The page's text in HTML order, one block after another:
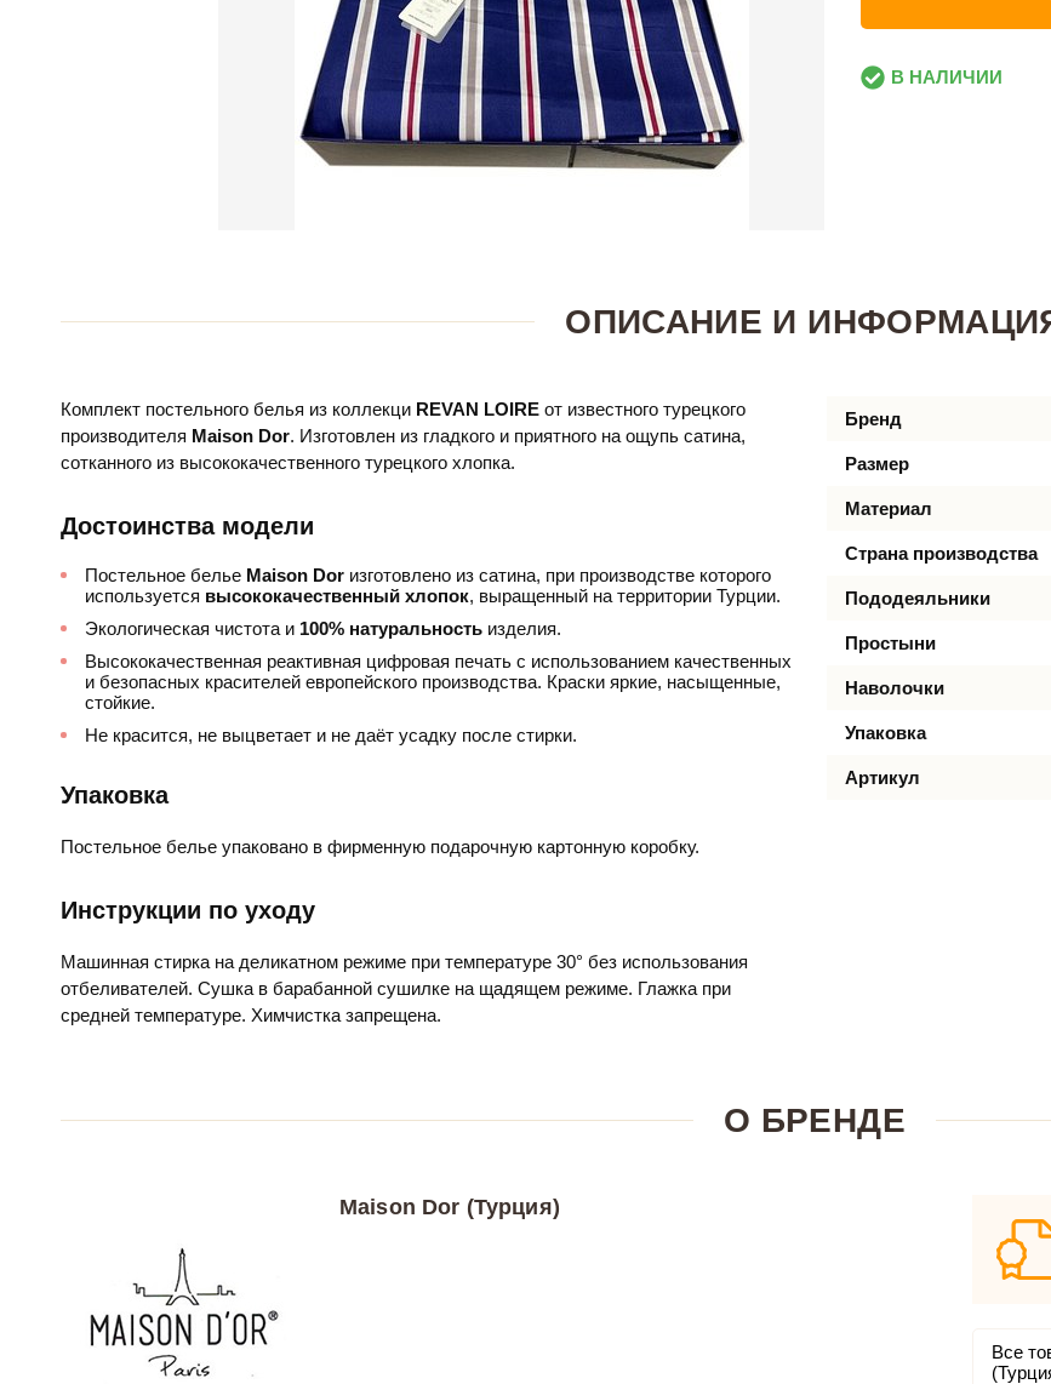
В НАЛИЧИИ
ОПИСАНИЕ И
Комплект постельного белья из коллекци REVAN LOIRE от известного турецкого
производителя Maison Dor​. Изготовлен из гладкого и приятного на ощупь сатина,
сотканного из высококачественного турецкого хлопка.
Достоинства модели
Постельное белье Maison Dor изготовлено из сатина, при производстве которого
используется высококачественный хлопок, выращенный на территории Турции.
Экологическая чистота и 100% натуральность изделия.
Высококачественная реактивная цифровая печать с использованием качественных
и безопасных красителей европейского производства. Краски яркие, насыщенные,
стойкие.
Не красится, не выцветает и не даёт усадку после стирки.
Упаковка
Постельное белье упаковано в фирменную подарочную картонную коробку.
Инструкции по уходу
Машинная стирка на деликатном режиме при температуре 30° без использования
отбеливателей. Сушка в барабанной сушилке на щадящем режиме. Глажка при
средней температуре. Химчистка запрещена.
Бренд
Размер
Материал
Страна производства
Пододеяльники
Простыни
Наволочки
Упаковка
Артикул
О БРЕНДЕ
Maison Dor (Турция)
Все